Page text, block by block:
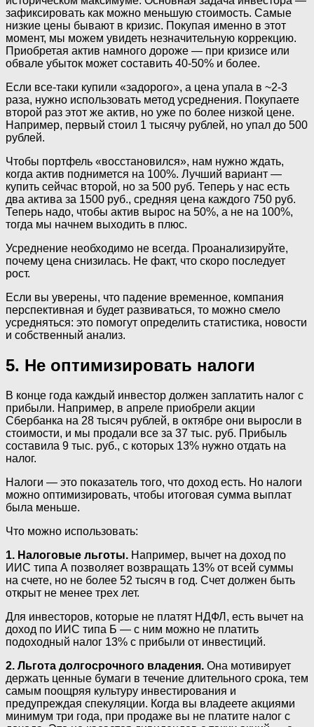
зафиксировать как можно меньшую стоимость. Самые
низкие цены бывают в кризис. Покупая именно в этот
момент, мы можем увидеть незначительную коррекцию.
Приобретая актив намного дороже — при кризисе или
обвале убыток может составить 40-50% и более.
Если все-таки купили «задорого», а цена упала в ~2-3
раза, нужно использовать метод усреднения. Покупаете
второй раз этот же актив, но уже по более низкой цене.
Например, первый стоил 1 тысячу рублей, но упал до 500
рублей.
Чтобы портфель «восстановился», нам нужно ждать,
когда актив поднимется на 100%. Лучший вариант —
купить сейчас второй, но за 500 руб. Теперь у нас есть
два актива за 1500 руб., средняя цена каждого 750 руб.
Теперь надо, чтобы актив вырос на 50%, а не на 100%,
тогда мы начнем выходить в плюс.
Усреднение необходимо не всегда. Проанализируйте,
почему цена снизилась. Не факт, что скоро последует
рост.
Если вы уверены, что падение временное, компания
перспективная и будет развиваться, то можно смело
усредняться: это помогут определить статистика, новости
и собственный анализ.
5. Не оптимизировать налоги
В конце года каждый инвестор должен заплатить налог с
прибыли. Например, в апреле приобрели акции
Сбербанка на 28 тысяч рублей, в октябре они выросли в
стоимости, и мы продали все за 37 тыс. руб. Прибыль
составила 9 тыс. руб., с которых 13% нужно отдать на
налог.
Налоги — это показатель того, что доход есть. Но налоги
можно оптимизировать, чтобы итоговая сумма выплат
была меньше.
Что можно использовать:
1. Налоговые льготы. Например, вычет на доход по
ИИС типа А позволяет возвращать 13% от всей суммы
на счете, но не более 52 тысяч в год. Счет должен быть
открыт не менее трех лет.
Для инвесторов, которые не платят НДФЛ, есть вычет на
доход по ИИС типа Б — с ним можно не платить
подоходный налог 13% с прибыли от инвестиций.
2. Льгота долгосрочного владения. Она мотивирует
держать ценные бумаги в течение длительного срока, тем
самым поощряя культуру инвестирования и
предупреждая спекуляции. Когда вы владеете акциями
минимум три года, при продаже вы не платите налог с